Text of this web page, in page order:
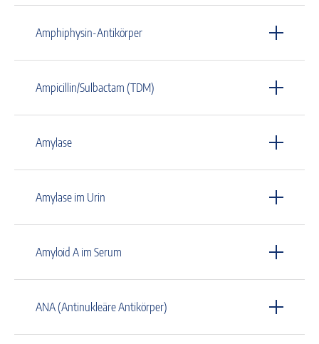
Amphiphysin-Antikörper
Ampicillin/Sulbactam (TDM)
Amylase
Amylase im Urin
Amyloid A im Serum
ANA (Antinukleäre Antikörper)